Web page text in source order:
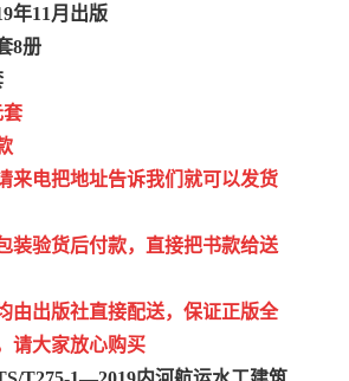
年11月出版
8册
套
来电把地址告诉我们就可以发货
装验货后付款，直接把书款给送
由出版社直接配送，保证正版全
请大家放心购买